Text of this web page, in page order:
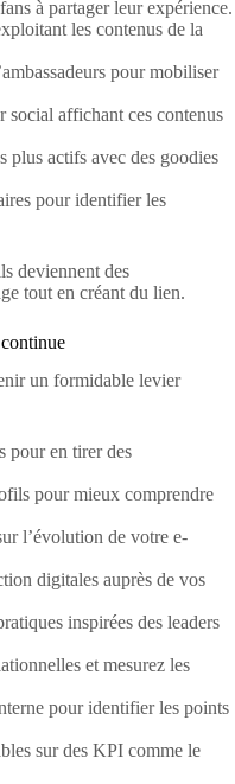
à partager leur expérience.
les contenus de la
pour mobiliser
social affichant ces contenus
plus actifs avec des goodies
pour identifier les
deviennent des
tout en créant du lien.
un formidable levier
pour en tirer des
pour mieux comprendre
l’évolution de votre e-
digitales auprès de vos
inspirées des leaders
et mesurez les
pour identifier les points
sur des KPI comme le